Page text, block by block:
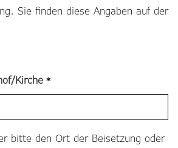
Sie finden diese Angaben auf der
Kirche *
bitte den Ort der Beisetzung oder